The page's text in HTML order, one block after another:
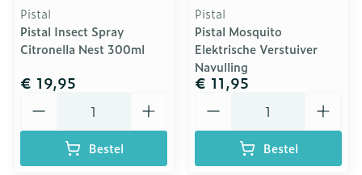
Pistal
Pistal Insect Spray
Citronella Nest 300ml
€ 19,95
Bestel
Pistal
Pistal Mosquito
Elektrische Verstuiver
Navulling
€ 11,95
Bestel